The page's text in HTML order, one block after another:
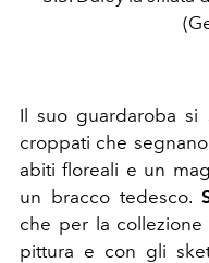
Il suo guardaroba si
croppati che
abiti floreali e un
un bracco tedesco.
che per la
pittura e con gli